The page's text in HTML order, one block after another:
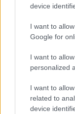
device
I want to
Google for
I want to
personalized
I want to
related to
device
Τι